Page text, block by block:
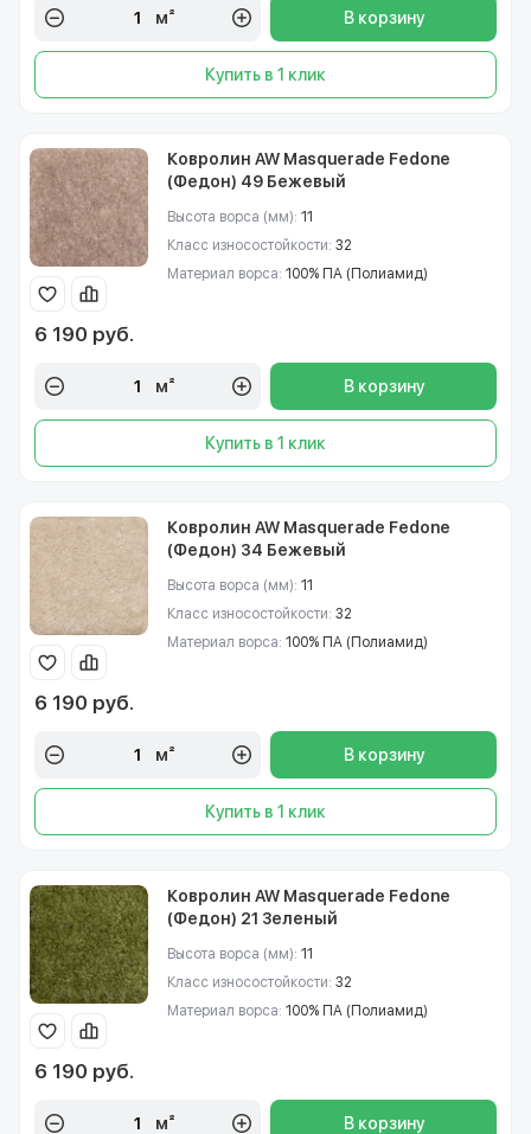
м² В корзину
Купить в 1 клик
Ковролин AW Masquerade Fedone
(Федон) 49 Бежевый
Высота ворса (мм): 11
Класс износостойкости: 32
Материал ворса: 100% ПА (Полиамид)
6 190 руб.
м² В корзину
Купить в 1 клик
Ковролин AW Masquerade Fedone
(Федон) 34 Бежевый
Высота ворса (мм): 11
Класс износостойкости: 32
Материал ворса: 100% ПА (Полиамид)
6 190 руб.
м² В корзину
Купить в 1 клик
Ковролин AW Masquerade Fedone
(Федон) 21 Зеленый
Высота ворса (мм): 11
Класс износостойкости: 32
Материал ворса: 100% ПА (Полиамид)
6 190 руб.
м² В корзину